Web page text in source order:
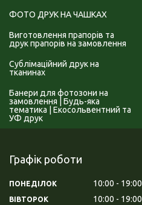
ФОТО ДРУК НА ЧАШКАХ
Виготовлення прапорів та
друк прапорів на замовлення
Сублімаційний друк на
тканинах
Банери для фотозони на
замовлення | Будь-яка
тематика | Екосольвентний та
УФ друк
Графік роботи
ПОНЕДІЛОК 10:00 19:00
ВІВТОРОК 10:00 19:00